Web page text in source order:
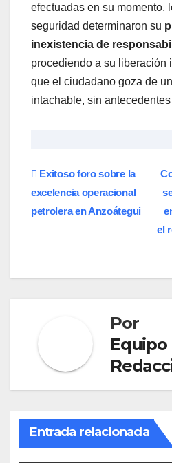
efectuadas en su momento,
seguridad determinaron su
inexistencia de
procediendo a su liberación
que el ciudadano goza de
intachable, sin
Navegación
de
el
Exitoso foro sobre la
excelencia operacional
petrolera en Anzoátegui
Por
Equipo
Entrada relacionada